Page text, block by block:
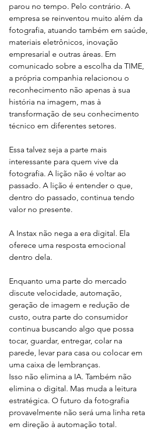
parou no tempo. Pelo contrário. A
empresa se reinventou muito além da
fotografia, atuando também em saúde,
materiais eletrônicos, inovação
empresarial e outras áreas. Em
comunicado sobre a escolha da TIME,
a própria companhia relacionou o
reconhecimento não apenas à sua
história na imagem, mas à
transformação de seu conhecimento
técnico em diferentes setores.
Essa talvez seja a parte mais
interessante para quem vive da
fotografia. A lição não é voltar ao
passado. A lição é entender o que,
dentro do passado, continua tendo
valor no presente.
A Instax não nega a era digital. Ela
oferece uma resposta emocional
dentro dela.
Enquanto uma parte do mercado
discute velocidade, automação,
geração de imagem e redução de
custo, outra parte do consumidor
continua buscando algo que possa
tocar, guardar, entregar, colar na
parede, levar para casa ou colocar em
uma caixa de lembranças.
Isso não elimina a IA. Também não
elimina o digital. Mas muda a leitura
estratégica. O futuro da fotografia
provavelmente não será uma linha reta
em direção à automação total.